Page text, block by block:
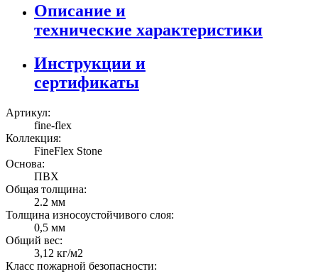
Описание и
технические характеристики
Инструкции и
сертификаты
Артикул:
fine-flex
Коллекция:
FineFlex Stone
Основа:
ПВХ
Общая толщина:
2.2 мм
Толщина износоустойчивого слоя:
0,5 мм
Общий вес:
3,12 кг/м2
Класс пожарной безопасности: